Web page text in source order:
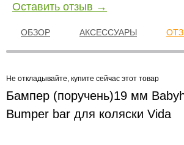
Оставить отзыв →
ОБЗОР АКСЕССУАРЫ
Не откладывайте, купите сейчас этот товар
Бампер (поручень)19 мм
Bumper bar для коляски Vida